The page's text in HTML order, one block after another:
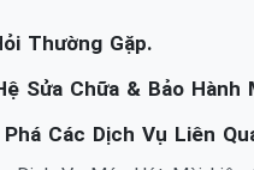
Thường Gặp.
Sửa Chữa & Bảo Hành
Phá Các Dịch Vụ Liên